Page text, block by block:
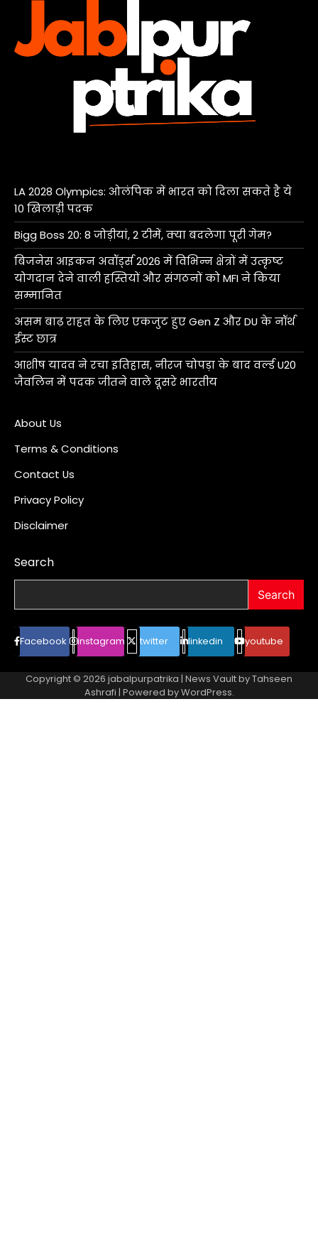
LA 2028 Olympics: ओलंपिक में भारत को दिला सकते है ये
10 खिलाड़ी पदक
Bigg Boss 20: 8 जोड़ीयां, 2 टीमें, क्या बदलेगा पूरी गेम?
बिजनेस आइकन अवॉर्ड्स 2026 में विभिन्न क्षेत्रों में उत्कृष्ट
योगदान देने वाली हस्तियों और संगठनों को MFI ने किया
सम्मानित
असम बाढ़ राहत के लिए एकजुट हुए Gen Z और DU के नॉर्थ
ईस्ट छात्र
आशीष यादव ने रचा इतिहास, नीरज चोपड़ा के बाद वर्ल्ड U20
जैवलिन में पदक जीतने वाले दूसरे भारतीय
About Us
Terms & Conditions
Contact Us
Privacy Policy
Disclaimer
Search
Search
Facebook instagram twitter linkedin youtube
Copyright © 2026 jabalpurpatrika | News Vault byTahseen
Ashrafi | Powered byWordPress.